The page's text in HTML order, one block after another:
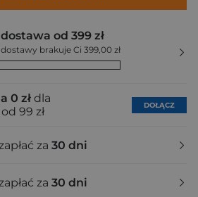
od 399 zł
brakuje Ci 399,00 zł
0 zł dla
99 zł
DOŁĄCZ
za 30 dni
za 30 dni